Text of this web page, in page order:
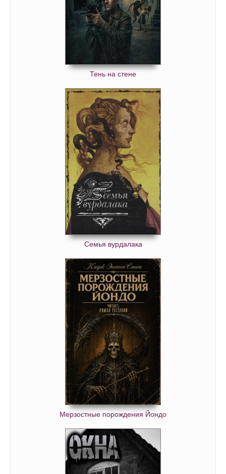
Тень на стене
Семья вурдалака
Мерзостные порождения Йондо